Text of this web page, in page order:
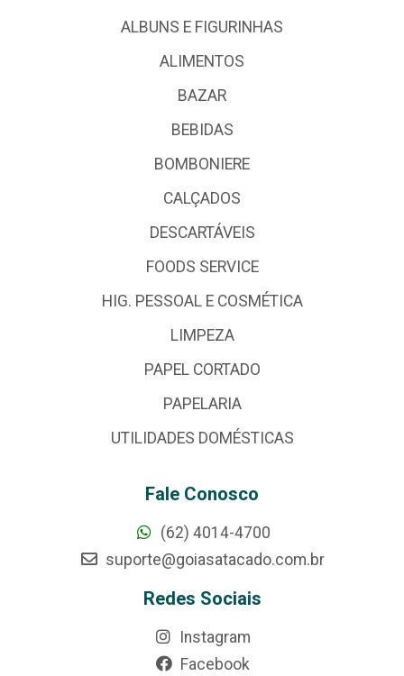
ALBUNS E FIGURINHAS
ALIMENTOS
BAZAR
BEBIDAS
BOMBONIERE
CALÇADOS
DESCARTÁVEIS
FOODS SERVICE
HIG. PESSOAL E COSMÉTICA
LIMPEZA
PAPEL CORTADO
PAPELARIA
UTILIDADES DOMÉSTICAS
Fale Conosco
(62) 4014-4700
suporte@goiasatacado.com.br
Redes Sociais
Instagram
Facebook